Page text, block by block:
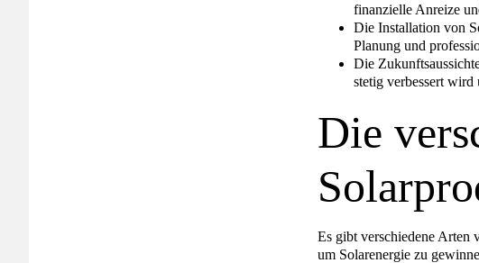
finanzielle Anreize
Die Installation von
Planung und
Die
stetig verbessert wird
Die
Es gibt verschiedene Arten
um Solarenergie zu